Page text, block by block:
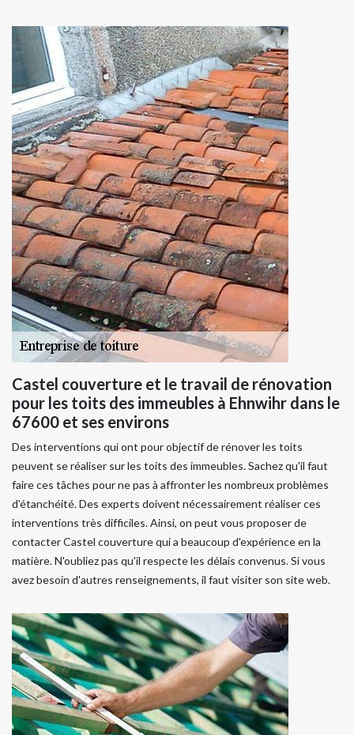
Castel couverture et le travail de rénovation
pour les toits des immeubles à Ehnwihr dans le
67600 et ses environs
Des interventions qui ont pour objectif de rénover les toits
peuvent se réaliser sur les toits des immeubles. Sachez qu'il faut
faire ces tâches pour ne pas à affronter les nombreux problèmes
d'étanchéité. Des experts doivent nécessairement réaliser ces
interventions très difficiles. Ainsi, on peut vous proposer de
contacter Castel couverture qui a beaucoup d'expérience en la
matière. N'oubliez pas qu'il respecte les délais convenus. Si vous
avez besoin d'autres renseignements, il faut visiter son site web.